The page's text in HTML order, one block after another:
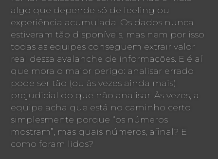
algo que depende só de feeling ou
experiência acumulada. Os dados nunca
estiveram tão disponíveis, mas nem por isso
todas as equipes conseguem extrair valor
real dessa avalanche de informações. E é aí
que mora o maior perigo: analisar errado
pode ser tão (ou às vezes ainda mais)
prejudicial do que não analisar. Às vezes, a
equipe acha que está no caminho certo
simplesmente porque “os números
mostram”, mas quais números, afinal? E
como foram lidos?